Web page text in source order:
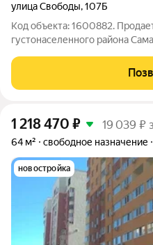
улица Свободы,107Б
Код объекта: 1600882.
густонаселенного района
площадью 2800 кв.м.,
густонаселенном районе
1 218 470 ₽ 19 039 ₽
64 м² свободное назначение
новостройка